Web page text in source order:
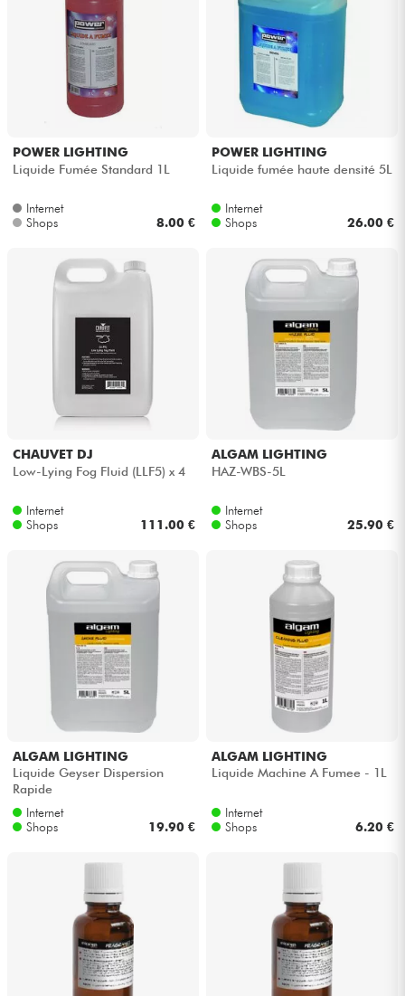
POWER LIGHTING
Liquide Fumée Standard 1L
Internet
Shops
8.00 €
POWER LIGHTING
Liquide fumée haute densité 5L
Internet
Shops
26.00 €
CHAUVET DJ
Low-Lying Fog Fluid (LLF5) x 4
Internet
Shops
111.00 €
ALGAM LIGHTING
HAZ-WBS-5L
Internet
Shops
25.90 €
ALGAM LIGHTING
Liquide Geyser Dispersion
Rapide
Internet
Shops
19.90 €
ALGAM LIGHTING
Liquide Machine A Fumee - 1L
Internet
Shops
6.20 €